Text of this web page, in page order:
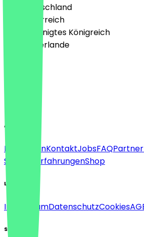
🇩🇪 Deutschland
🇦🇹 Österreich
🇬🇧 Vereinigtes Königreich
🇳🇱 Niederlande
Deutsch
English
About
Für FirmenKontaktJobsFAQ
Support
ErfahrungenShop
Legal
ImpressumDatenschutzCookies
Social